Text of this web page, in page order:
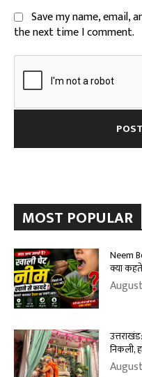
Save my name, email,
the next time I comment.
MOST POPULAR
Neem
क्या
निकली,